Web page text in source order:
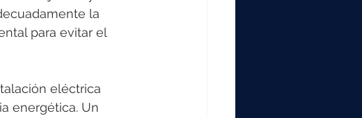
la
para evitar el
eléctrica
energética. Un